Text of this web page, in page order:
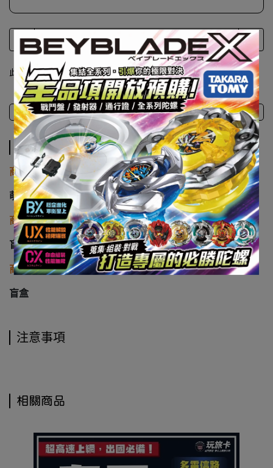
此商品 「 最高 」可以折抵紅利250點 (約等於NT$250)
商品介紹 注意事項
商品介紹
商品廠牌
萌趣
商品名稱
盲盒 萌趣 三麗鷗 驚喜魔術罐系列
商品介紹
盲盒
注意事項
相關商品